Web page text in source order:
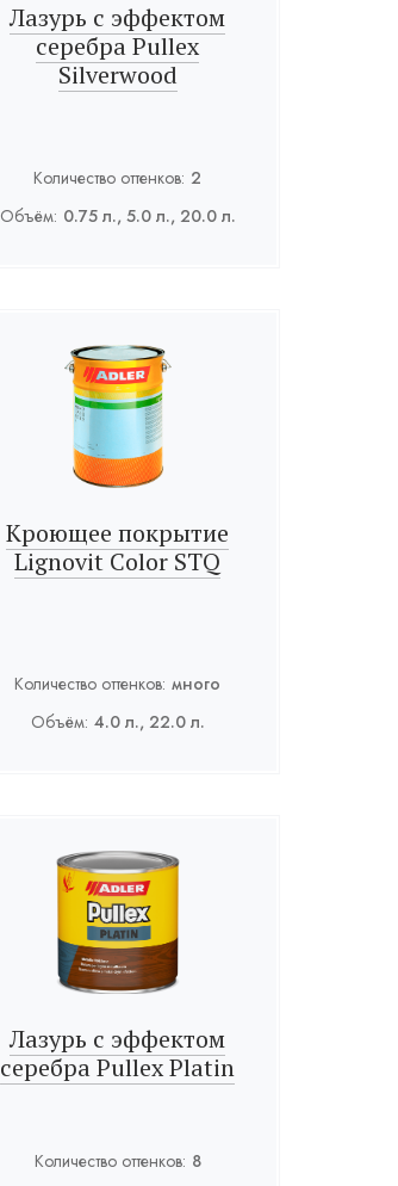
Лазурь с эффектом
серебра Pullex
Silverwood
Количество оттенков: 2
Объём: 0.75 л., 5.0 л., 20.0 л.
Кроющее покрытие
Lignovit Color STQ
Количество оттенков: много
Объём: 4.0 л., 22.0 л.
Лазурь с эффектом
серебра Pullex Platin
Количество оттенков: 8